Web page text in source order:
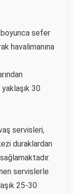
boyunca sefer
havalimanına
30
servisleri,
duraklardan
servislerle
25-30